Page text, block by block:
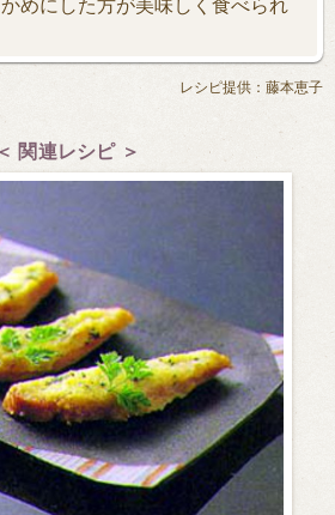
レシピ提供：藤本恵子
＜ 関連レシピ ＞